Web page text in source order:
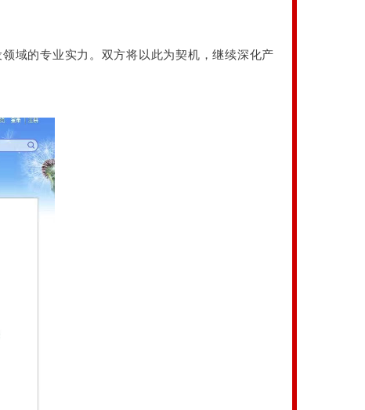
域的专业实力。双方将以此为契机，继续深化产